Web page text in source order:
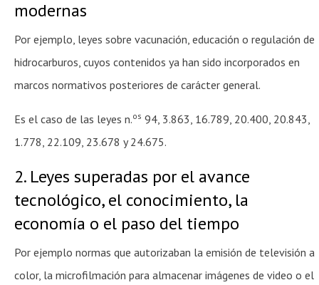
modernas
Por ejemplo, leyes sobre vacunación, educación o regulación de
hidrocarburos, cuyos contenidos ya han sido incorporados en
marcos normativos posteriores de carácter general.
Es el caso de las leyes n.os 94, 3.863, 16.789, 20.400, 20.843,
1.778, 22.109, 23.678 y 24.675.
2. Leyes superadas por el avance
tecnológico, el conocimiento, la
economía o el paso del tiempo
Por ejemplo normas que autorizaban la emisión de televisión a
color, la microfilmación para almacenar imágenes de video o el